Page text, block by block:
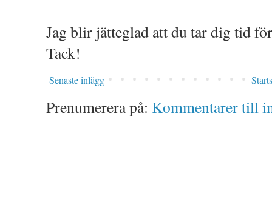
Jag blir jätteglad att du tar dig tid
Tack!
Senaste inlägg
Prenumerera på: Kommentarer till